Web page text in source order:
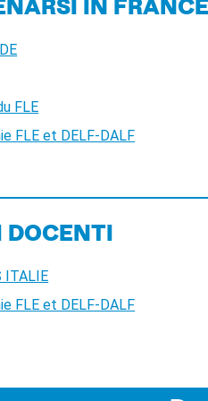
Idee
IN
FLE
FLE et DELF-DALF
DOCENTI
ITALIE
FLE et DELF-DALF